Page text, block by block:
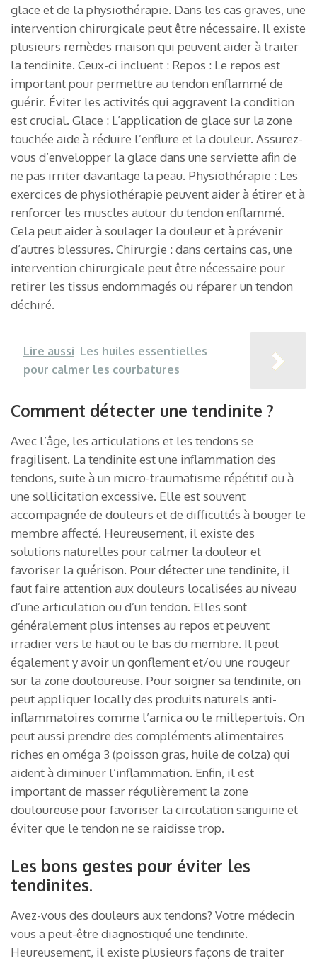
glace et de la physiothérapie. Dans les cas graves, une
intervention chirurgicale peut être nécessaire. Il existe
plusieurs remèdes maison qui peuvent aider à traiter
la tendinite. Ceux-ci incluent : Repos : Le repos est
important pour permettre au tendon enflammé de
guérir. Éviter les activités qui aggravent la condition
est crucial. Glace : L’application de glace sur la zone
touchée aide à réduire l’enflure et la douleur. Assurez-
vous d’envelopper la glace dans une serviette afin de
ne pas irriter davantage la peau. Physiothérapie : Les
exercices de physiothérapie peuvent aider à étirer et à
renforcer les muscles autour du tendon enflammé.
Cela peut aider à soulager la douleur et à prévenir
d’autres blessures. Chirurgie : dans certains cas, une
intervention chirurgicale peut être nécessaire pour
retirer les tissus endommagés ou réparer un tendon
déchiré.
Lire aussi Les huiles essentielles
pour calmer les courbatures
Comment détecter une tendinite ?
Avec l’âge, les articulations et les tendons se
fragilisent. La tendinite est une inflammation des
tendons, suite à un micro-traumatisme répétitif ou à
une sollicitation excessive. Elle est souvent
accompagnée de douleurs et de difficultés à bouger le
membre affecté. Heureusement, il existe des
solutions naturelles pour calmer la douleur et
favoriser la guérison. Pour détecter une tendinite, il
faut faire attention aux douleurs localisées au niveau
d’une articulation ou d’un tendon. Elles sont
généralement plus intenses au repos et peuvent
irradier vers le haut ou le bas du membre. Il peut
également y avoir un gonflement et/ou une rougeur
sur la zone douloureuse. Pour soigner sa tendinite, on
peut appliquer locally des produits naturels anti-
inflammatoires comme l’arnica ou le millepertuis. On
peut aussi prendre des compléments alimentaires
riches en oméga 3 (poisson gras, huile de colza) qui
aident à diminuer l’inflammation. Enfin, il est
important de masser régulièrement la zone
douloureuse pour favoriser la circulation sanguine et
éviter que le tendon ne se raidisse trop.
Les bons gestes pour éviter les
tendinites.
Avez-vous des douleurs aux tendons? Votre médecin
vous a peut-être diagnostiqué une tendinite.
Heureusement, il existe plusieurs façons de traiter